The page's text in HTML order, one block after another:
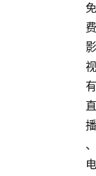
免
费
影
视
有
直
播
、
电